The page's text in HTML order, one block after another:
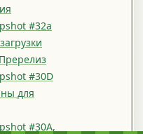
#32a
#30D
для
#30A,